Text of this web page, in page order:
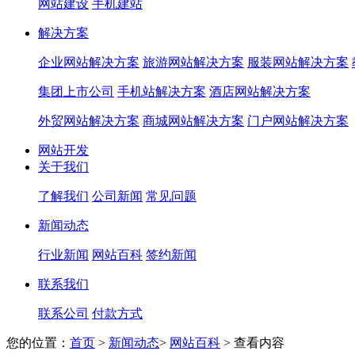
网站建设 手机建站
解决方案
企业网站解决方案 旅游网站解决方案 服装网站解决方案
集团上市公司 手机站解决方案 酒店网站解决方案
外贸网站解决方案 商城网站解决方案 门户网站解决方案
网站开发
关于我们
了解我们 公司新闻 常见问题
新闻动态
行业新闻 网站百科 签约新闻
联系我们
联系公司 付款方式
您的位置： 首页 > 新闻动态> 网站百科 > 查看内容